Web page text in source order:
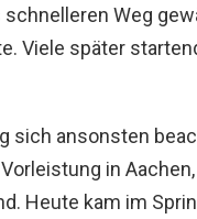
Weg
Viele später
sich ansonsten
in
Heute kam im